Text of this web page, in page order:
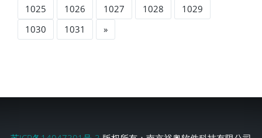
1025
1026 1027 1028
1029
1030
1031 »